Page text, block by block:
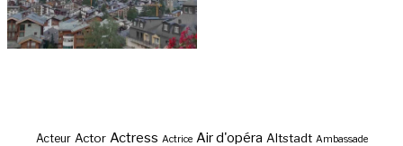
Acteur Actor Actress Actrice Air d'opéra Altstadt Ambassade